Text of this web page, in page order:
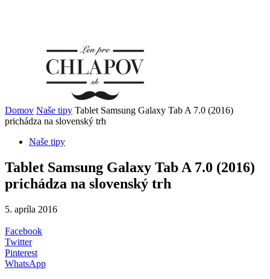
Domov Naše tipy Tablet Samsung Galaxy Tab A 7.0 (2016)
prichádza na slovenský trh
Naše tipy
Tablet Samsung Galaxy Tab A 7.0 (2016)
prichádza na slovenský trh
5. apríla 2016
Facebook
Twitter
Pinterest
WhatsApp